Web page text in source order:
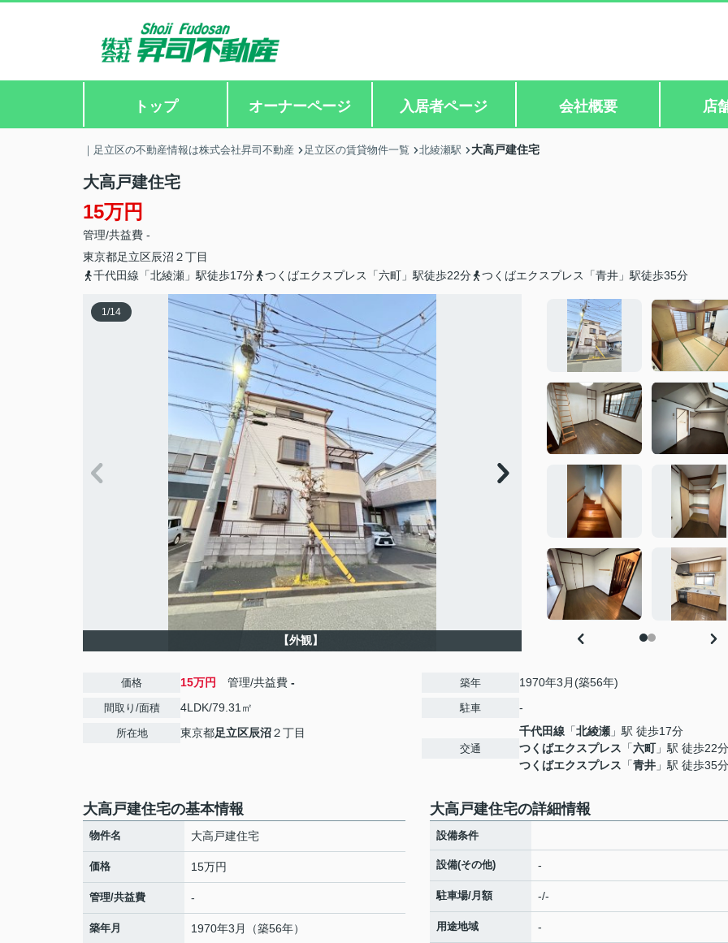
トップ オーナーページ 入居者ページ 会社概要 店
｜足立区の不動産情報は株式会社昇司不動産 足立区の賃貸物件一覧 北綾瀬駅 大高戸建住宅
大高戸建住宅
15万円
管理/共益費 -
東京都足立区辰沼 ２丁目
千代田線「北綾瀬」駅徒歩17分
つくばエクスプレス「六町」駅徒歩22分 つくばエクスプレス「青井」駅徒歩35分
1/14
【外観】
価格 15万円 管理/共益費 -
間取り/面積 4LDK/79.31㎡
所在地 東京都足立区辰沼２丁目
築年 1970年3月(築56年)
駐車 -
交通
千代田線 「北綾瀬 」駅 徒歩17分
つくばエクスプレス 「六町」駅 徒歩22分
つくばエクスプレス 「青井 」駅 徒歩35分
大高戸建住宅の基本情報
物件名 大高戸建住宅
価格 15万円
管理/共益費 -
築年月 1970年3月（築56年）
大高戸建住宅の詳細情報
設備条件
設備(その他) -
駐車場/月額 -/-
用途地域 -